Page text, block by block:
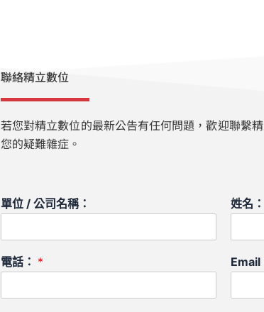
聯絡精立數位
若您對精立數位的最新公告有任何問題，歡迎聯繫
您的疑難雜症。
單位 / 公司名稱：
電話： *
姓名：
Email